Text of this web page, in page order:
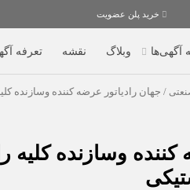
خرید پلن عضویت
آگهی‌ها وبلاگ نقشه تعرفه
/ جهان رادیاتور عرضه کننده وسازنده
کننده وسازنده کلیه